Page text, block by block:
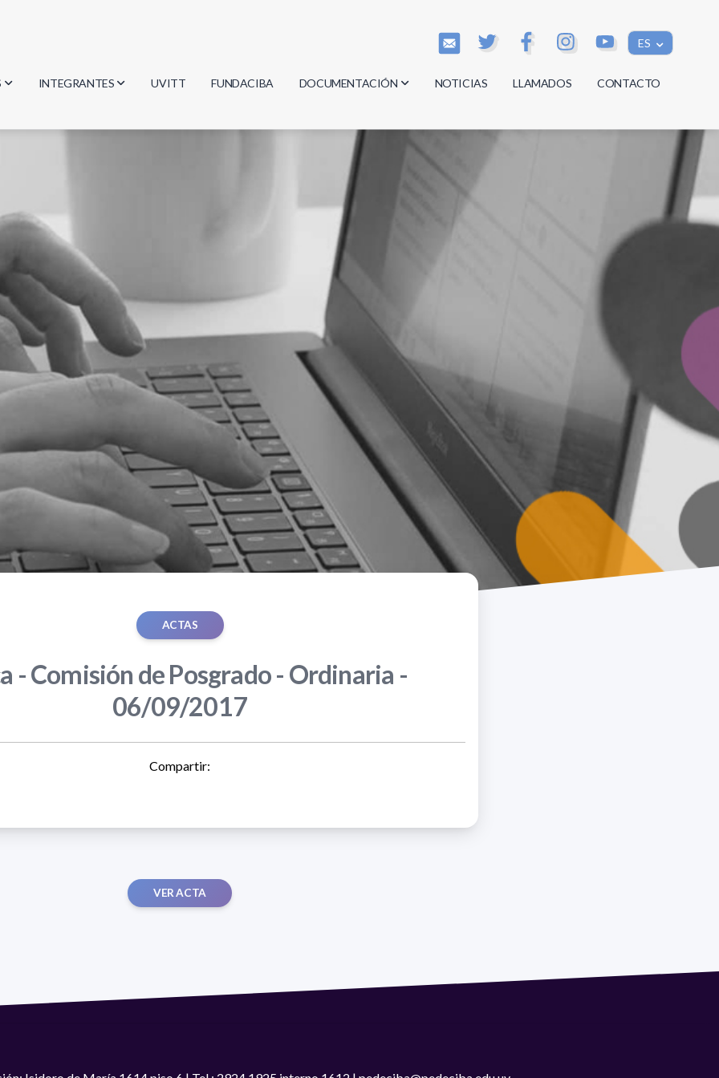
ES
INTEGRANTES
Investigadores
UVITT FUNDACIBA DOCUMENTACIÓN
Actas
Reglamentos
Documentos
NOTICIAS LLAMADOS CONTACTO
ACTAS
- Comisión de Posgrado - Ordinaria -
06/09/2017
Compartir:
VER ACTA